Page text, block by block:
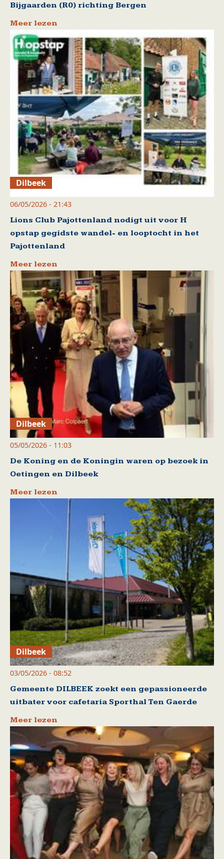
Bijgaarden (R0) richting Bergen
Meer lezen
Dilbeek
06/05/2026 - 21:43
Lions Club Pajottenland nodigt uit voor H
opstap gegidste wandel- en looptocht in het
Pajottenland
Meer lezen
Dilbeek
05/05/2026 - 11:03
De Koning en de Koningin waren op bezoek in
Oetingen en Dilbeek
Meer lezen
Dilbeek
03/05/2026 - 08:52
Gemeente DILBEEK zoekt een gepassioneerde
uitbater voor cafetaria Sporthal Ten Gaerde
Meer lezen